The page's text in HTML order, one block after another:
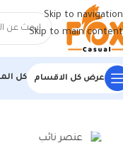
Skip to navigation
Skip to main content
عرض كل الاقسام كل
الرئيسية/منتجات تحت